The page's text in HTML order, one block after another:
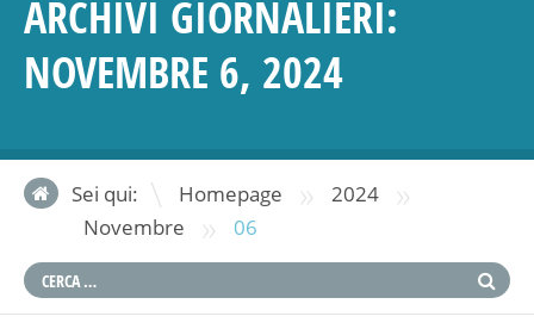
ARCHIVI GIORNALIERI:
NOVEMBRE 6, 2024
Sei qui: Homepage » 2024 »
Novembre » 06